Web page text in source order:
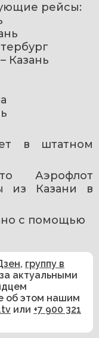
рейсы:
Казань
в штатном
из Казани в
с помощью
, группу в
актуальными
об этом нашим
или +7 900 321